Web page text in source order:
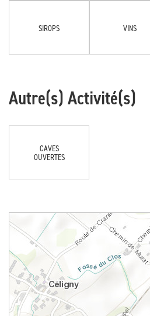
SIROPS VINS
Autre(s) Activité(s)
CAVES
OUVERTES